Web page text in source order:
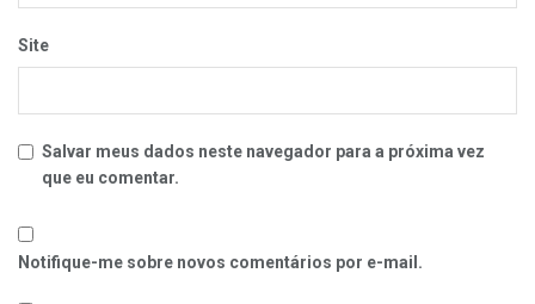
Site
Salvar meus dados neste navegador para a próxima vez
que eu comentar.
Notifique-me sobre novos comentários por e-mail.